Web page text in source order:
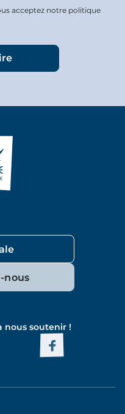
acceptez notre politique
nous
nous soutenir !